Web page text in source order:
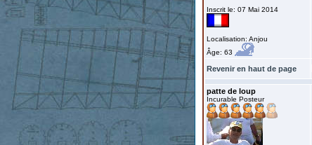
Inscrit le: 07 Mai 2014
Localisation: Anjou
Âge: 63
Revenir en haut de page
patte de loup
Incurable Posteur